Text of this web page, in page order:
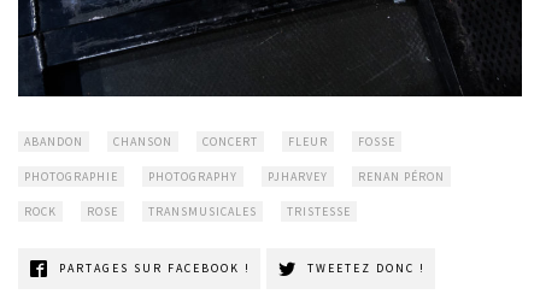
ABANDON CHANSON CONCERT FLEUR FOSSE
PHOTOGRAPHIE PHOTOGRAPHY PJHARVEY RENAN PÉRON
ROCK ROSE TRANSMUSICALES TRISTESSE
PARTAGES SUR FACEBOOK ! TWEETEZ DONC !